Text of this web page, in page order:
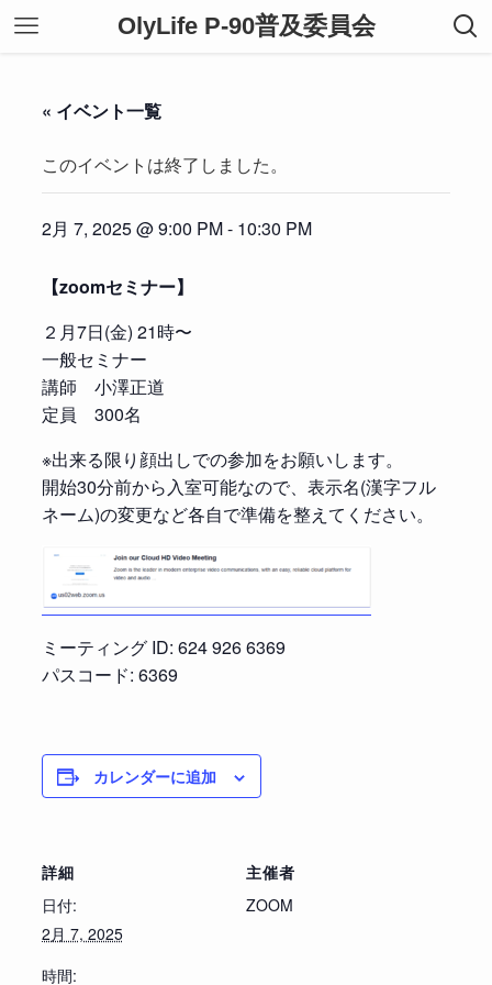
OlyLife P-90普及委員会
« イベント一覧
このイベントは終了しました。
2月 7, 2025 @ 9:00 PM- 10:30 PM
【zoomセミナー】
２月7日(金) 21時〜
一般セミナー
講師 小澤正道
定員 300名
※出来る限り顔出しでの参加をお願いします。
開始30分前から入室可能なので、表示名(漢字フル
ネーム)の変更など各自で準備を整えてください。
ミーティング ID: 624 926 6369
パスコード: 6369
カレンダーに追加
詳細
日付:
2月 7, 2025
時間:
主催者
ZOOM